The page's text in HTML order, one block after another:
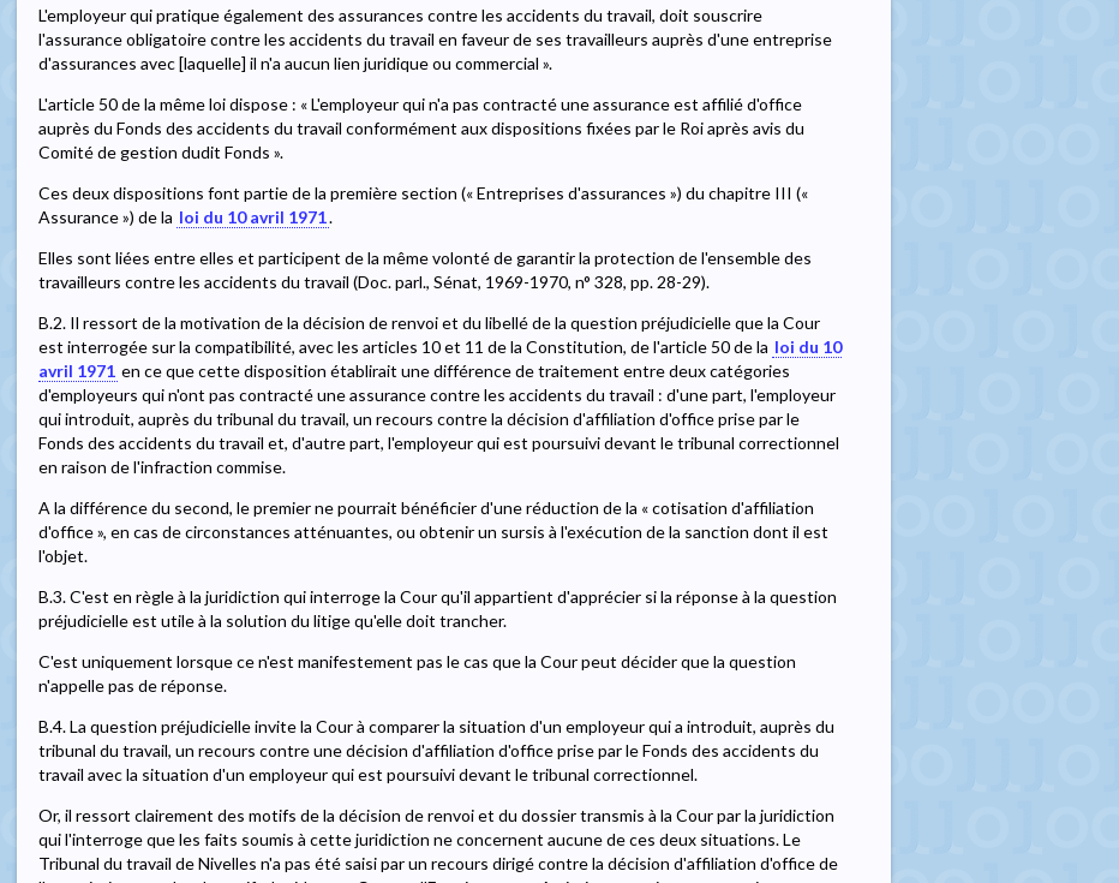
L'employeur qui pratique également des assurances contre les accidents du travail, doit souscrire
l'assurance obligatoire contre les accidents du travail en faveur de ses travailleurs auprès d'une entreprise
d'assurances avec [laquelle] il n'a aucun lien juridique ou commercial ».
L'article 50 de la même loi dispose : « L'employeur qui n'a pas contracté une assurance est affilié d'office
auprès du Fonds des accidents du travail conformément aux dispositions fixées par le Roi après avis du
Comité de gestion dudit Fonds ».
Ces deux dispositions font partie de la première section (« Entreprises d'assurances ») du chapitre III («
Assurance ») de la loi du 10 avril 1971.
Elles sont liées entre elles et participent de la même volonté de garantir la protection de l'ensemble des
travailleurs contre les accidents du travail (Doc. parl., Sénat, 1969-1970, n° 328, pp. 28-29).
B.2. Il ressort de la motivation de la décision de renvoi et du libellé de la question préjudicielle que la Cour
est interrogée sur la compatibilité, avec les articles 10 et 11 de la Constitution, de l'article 50 de la loi du 10
avril 1971 en ce que cette disposition établirait une différence de traitement entre deux catégories
d'employeurs qui n'ont pas contracté une assurance contre les accidents du travail : d'une part, l'employeur
qui introduit, auprès du tribunal du travail, un recours contre la décision d'affiliation d'office prise par le
Fonds des accidents du travail et, d'autre part, l'employeur qui est poursuivi devant le tribunal correctionnel
en raison de l'infraction commise.
A la différence du second, le premier ne pourrait bénéficier d'une réduction de la « cotisation d'affiliation
d'office », en cas de circonstances atténuantes, ou obtenir un sursis à l'exécution de la sanction dont il est
l'objet.
B.3. C'est en règle à la juridiction qui interroge la Cour qu'il appartient d'apprécier si la réponse à la question
préjudicielle est utile à la solution du litige qu'elle doit trancher.
C'est uniquement lorsque ce n'est manifestement pas le cas que la Cour peut décider que la question
n'appelle pas de réponse.
B.4. La question préjudicielle invite la Cour à comparer la situation d'un employeur qui a introduit, auprès du
tribunal du travail, un recours contre une décision d'affiliation d'office prise par le Fonds des accidents du
travail avec la situation d'un employeur qui est poursuivi devant le tribunal correctionnel.
Or, il ressort clairement des motifs de la décision de renvoi et du dossier transmis à la Cour par la juridiction
qui l'interroge que les faits soumis à cette juridiction ne concernent aucune de ces deux situations. Le
Tribunal du travail de Nivelles n'a pas été saisi par un recours dirigé contre la décision d'affiliation d'office de